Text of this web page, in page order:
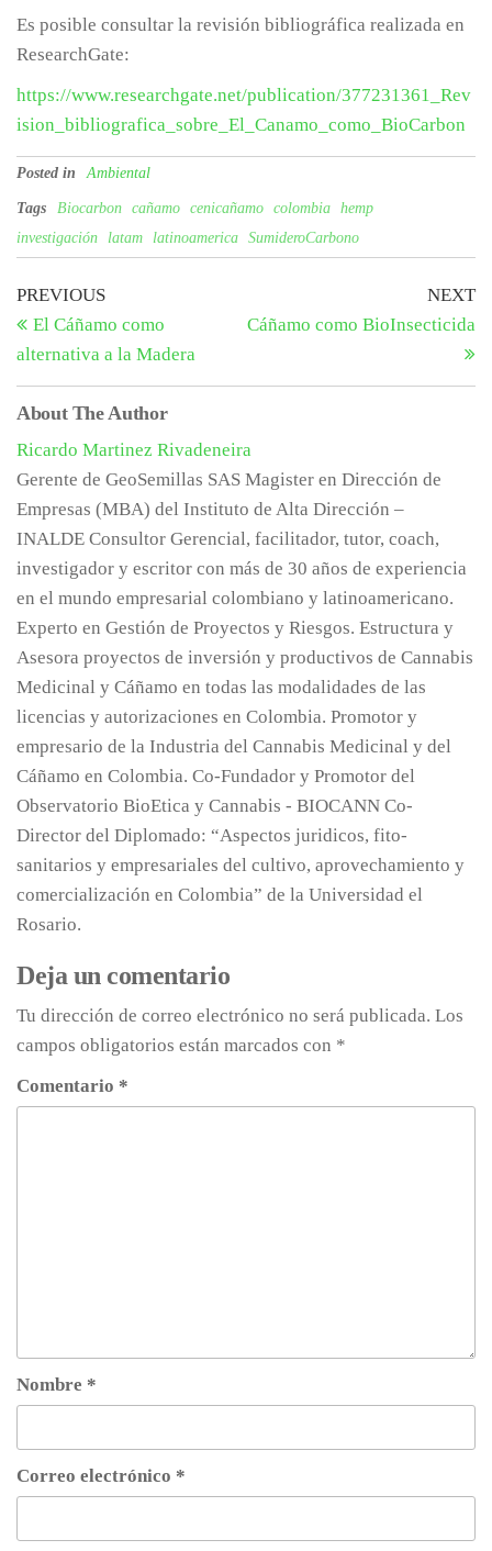
Es posible consultar la revisión bibliográfica realizada en
ResearchGate:
https://www.researchgate.net/publication/377231361_Rev
ision_bibliografica_sobre_El_Canamo_como_BioCarbon
Posted in Ambiental
Tags Biocarbon cañamo cenicañamo colombia hemp
investigación latam latinoamerica SumideroCarbono
Navegación
de
entradas
Previous
Post
PREVIOUS
El Cáñamo como
alternativa a la Madera
NEXT
Cáñamo como BioInsecticida
About The Author
Ricardo Martinez Rivadeneira
Gerente de GeoSemillas SAS Magister en Dirección de
Empresas (MBA) del Instituto de Alta Dirección –
INALDE Consultor Gerencial, facilitador, tutor, coach,
investigador y escritor con más de 30 años de experiencia
en el mundo empresarial colombiano y latinoamericano.
Experto en Gestión de Proyectos y Riesgos. Estructura y
Asesora proyectos de inversión y productivos de Cannabis
Medicinal y Cáñamo en todas las modalidades de las
licencias y autorizaciones en Colombia. Promotor y
empresario de la Industria del Cannabis Medicinal y del
Cáñamo en Colombia. Co-Fundador y Promotor del
Observatorio BioEtica y Cannabis - BIOCANN Co-
Director del Diplomado: “Aspectos juridicos, fito-
sanitarios y empresariales del cultivo, aprovechamiento y
comercialización en Colombia” de la Universidad el
Rosario.
Deja un comentario
Tu dirección de correo electrónico no será publicada. Los
campos obligatorios están marcados con *
Comentario *
Nombre *
Correo electrónico *